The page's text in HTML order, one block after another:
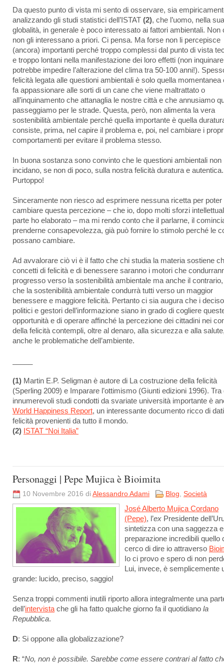
Da questo punto di vista mi sento di osservare, sia
analizzando gli studi statistici dell’ISTAT (2), che l’uomo, nella sua
globalità, in generale è poco interessato ai fattori ambientali. Non
non gli interessano a priori. Ci pensa. Ma forse non li percepisce
(ancora) importanti perché troppo complessi dal punto di vista
e troppo lontani nella manifestazione dei loro effetti (non
potrebbe impedire l’alterazione del clima tra 50-100 anni!).
felicità legata alle questioni ambientali è solo quella momentanea
fa appassionare alle sorti di un cane che viene maltrattato o
all’inquinamento che attanaglia le nostre città e che annusiamo
passeggiamo per le strade. Questa, però, non alimenta la vera
sostenibilità ambientale perché quella importante è quella
consiste, prima, nel capire il problema e, poi, nel cambiare i
comportamenti per evitare il problema stesso.
In buona sostanza sono convinto che le questioni ambientali non
incidano, se non di poco, sulla nostra felicità duratura e autentica.
Purtoppo!
Sinceramente non riesco ad esprimere nessuna ricetta per poter
cambiare questa percezione – che io, dopo molti sforzi
parte ho elaborato – ma mi rendo conto che il parlarne, il
prenderne consapevolezza, già può fornire lo stimolo perché le
possano cambiare.
Ad avvalorare ciò vi è il fatto che chi studia la materia sostiene
concetti di felicità e di benessere saranno i motori che
progresso verso la sostenibilità ambientale ma anche il
che la sostenibilità ambientale condurrà tutti verso un maggior
benessere e maggiore felicità. Pertanto ci sia augura che i
politici e gestori dell’informazione siano in grado di cogliere
opportunità e di operare affinché la percezione dei cittadini nei
della felicità contempli, oltre al denaro, alla sicurezza e alla
anche le problematiche dell’ambiente.
(1) Martin E.P. Seligman è autore di La costruzione della felicità
(Sperling 2009) e Imparare l’ottimismo (Giunti edizioni 1996). Tra
innumerevoli studi condotti da svariate università importante è
World Happiness Report, un interessante documento ricco di
felicità provenienti da tutto il mondo.
(2) ISTAT “Noi Italia”
Personaggi | Pepe Mujica è Bioimita
10 Novembre 2016 di Alessandro Adami Blog, Società
José Alberto Mujica Cordano
(Pepe), l’ex Presidente
sintetizza con una saggezza
preparazione incredibili quello
cerco di dire io attraverso
Io ci provo e spero di non
Lui, invece, è semplicemente
grande: lucido, preciso, saggio!
Senza troppi commenti inutili riporto allora integralmente una
dell’intervista che gli ha fatto qualche giorno fa il quotidiano la
Repubblica.
D: Si oppone alla globalizzazione?
R: “No, non è possibile. Sarebbe come essere contrari al fatto